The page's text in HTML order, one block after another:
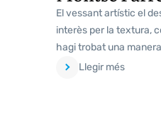
El vessant artístic el
interès per la textura,
hagi trobat una
Llegir més